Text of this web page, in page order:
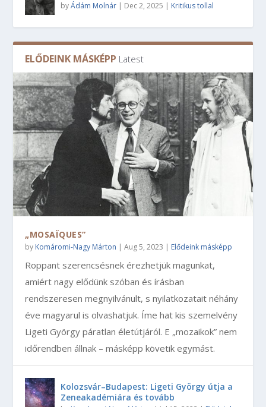
byÁdám Molnár | Dec 2, 2025 | Kritikus tollal
ELŐDEINK MÁSKÉPP Latest
„MOSAÏQUES”
by Komáromi-Nagy Márton |Aug 5, 2023 | Elődeink másképp
Roppant szerencsésnek érezhetjük magunkat,
amiért nagy elődünk szóban és írásban
rendszeresen megnyilvánult, s nyilatkozatait néhány
éve magyarul is olvashatjuk. Íme hat kis szemelvény
Ligeti György páratlan életútjáról. E „mozaikok” nem
időrendben állnak – másképp követik egymást.
Kolozsvár–Budapest: Ligeti György útja a
Zeneakadémiára és tovább